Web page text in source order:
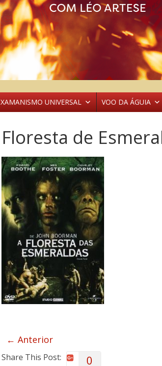
XAMANISMO UNIVERSAL VOO DA ÁGUIA
Floresta de
← Anterior
Share This Post: 0